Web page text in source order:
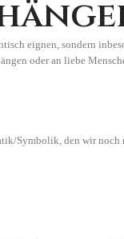
eignen, sondern
oder an liebe
Symbolik, den wir